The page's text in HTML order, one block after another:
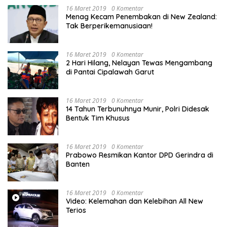
16 Maret 2019 0 Komentar
Menag Kecam Penembakan di New Zealand:
Tak Berperikemanusiaan!
16 Maret 2019 0 Komentar
2 Hari Hilang, Nelayan Tewas Mengambang
di Pantai Cipalawah Garut
16 Maret 2019 0 Komentar
14 Tahun Terbunuhnya Munir, Polri Didesak
Bentuk Tim Khusus
16 Maret 2019 0 Komentar
Prabowo Resmikan Kantor DPD Gerindra di
Banten
16 Maret 2019 0 Komentar
Video: Kelemahan dan Kelebihan All New
Terios